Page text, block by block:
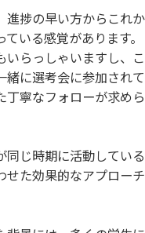
進捗の早い方からこれか
いる感覚があります。
いらっしゃいますし、こ
緒に選考会に参加されて
丁寧なフォローが求めら
同じ時期に活動している
せた効果的なアプローチ